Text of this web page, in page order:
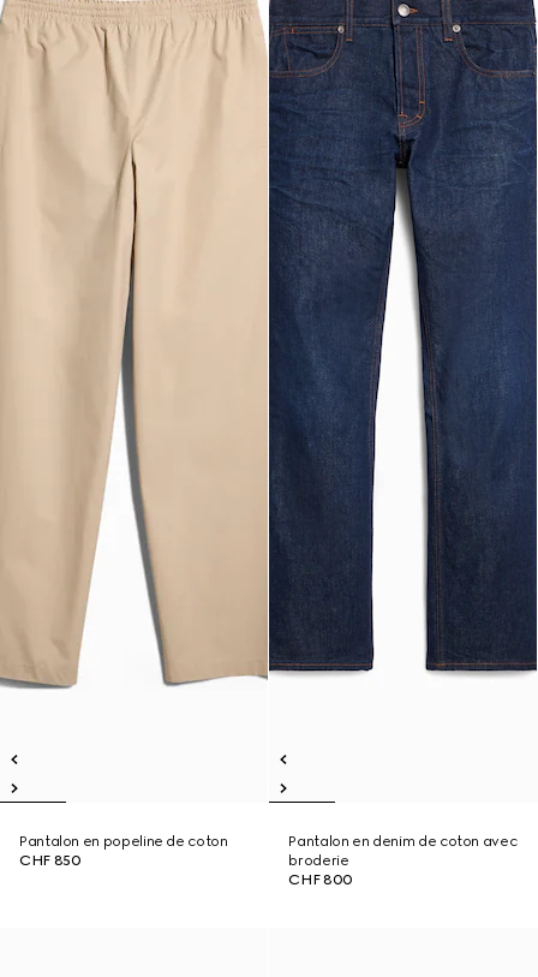
Pantalon en popeline de coton
CHF 850
Pantalon en denim de coton avec
broderie
CHF 800